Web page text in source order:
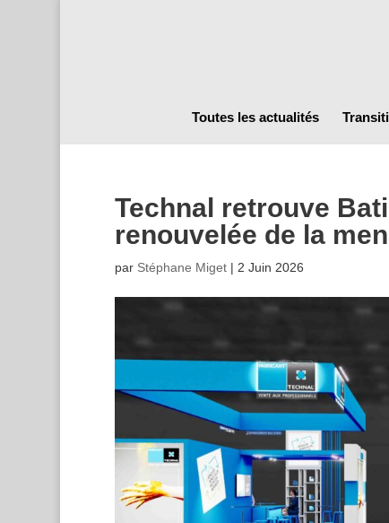
Toutes les actualités
Technal retrouve
renouvelée de la
par Stéphane Miget| 2 Juin 2026